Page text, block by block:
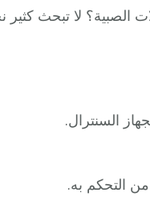
لا تبحث
التحكم به.